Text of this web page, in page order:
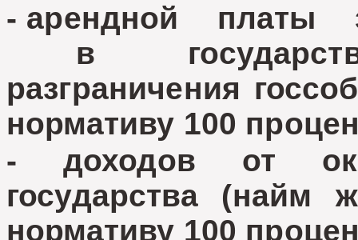
- арендной платы
в
разграничения
нормативу 100
- доходов от
государства
нормативу 100